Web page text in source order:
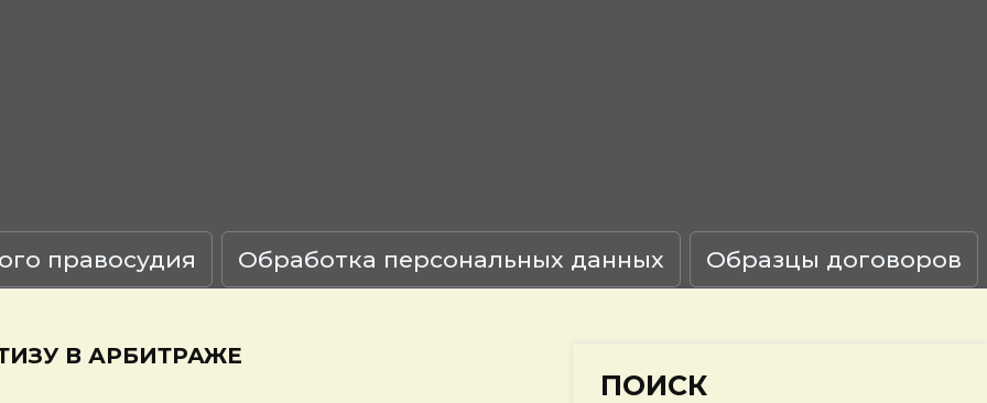
правосудия Обработка персональных данных Образцы договоров
В АРБИТРАЖЕ
ПОИСК